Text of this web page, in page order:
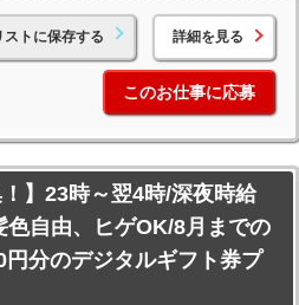
ストに保存する 詳細を見る
このお仕事に応募
！】23時～翌4時/深夜時給
色自由、ヒゲOK/8月までの
分のデジタルギフト券プ